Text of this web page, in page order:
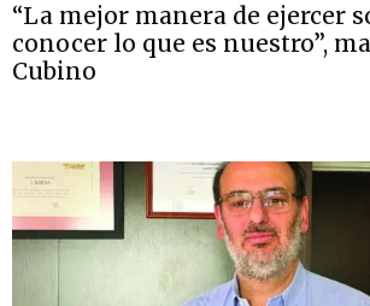
“La mejor manera de ejercer
conocer lo que es nuestro”,
Cubino